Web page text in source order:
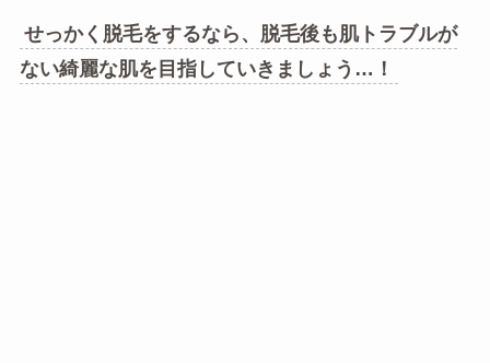
せっかく脱毛をするなら、脱毛後も肌トラブルが
ない綺麗な肌を目指していきましょう…！